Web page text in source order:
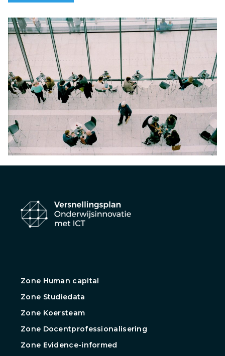
Zone Human capital
Zone Studiedata
Zone Koersteam
Zone Docentprofessionalisering
Zone Evidence-informed